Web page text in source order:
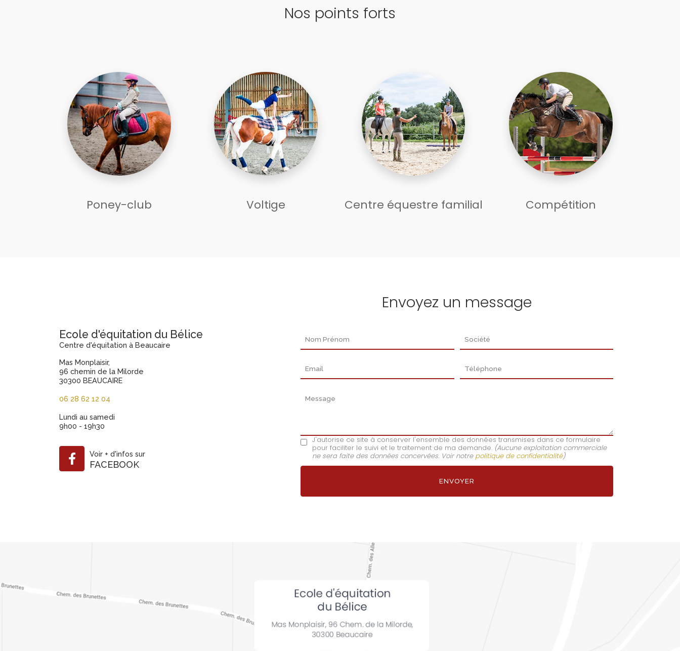
Nos points forts
Poney-club Voltige Centre équestre familial Compétition
Ecole d'équitation du Bélice
Centre d'équitation à Beaucaire
Mas Monplaisir,
96 chemin de la Milorde
30300 BEAUCAIRE
06 28 62 12 04
Lundi au samedi
9h00 - 19h30
Voir + d'infos sur
FACEBOOK
Envoyez un message
Nom Prénom Société
Email Téléphone
Message
J'autorise ce site à conserver l'ensemble des données transmises dans ce formulaire
pour faciliter le suivi et le traitement de ma demande. (Aucune exploitation commerciale
ne sera faite des données concervées. Voir notre politique de confidentialité)